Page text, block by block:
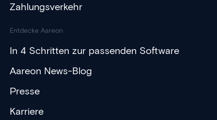
Zahlungsverkehr
Entdecke Aareon
In 4 Schritten zur passenden Software
Aareon News-Blog
Presse
Karriere